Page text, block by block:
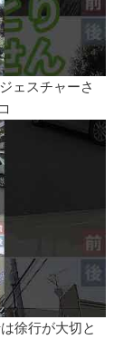
ェスチャーさ
徐行が大切と